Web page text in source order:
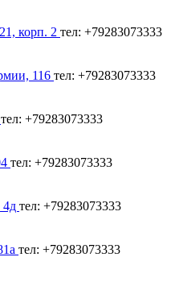
корп. 2 тел: +79283073333
116 тел: +79283073333
тел: +79283073333
тел: +79283073333
4д тел: +79283073333
тел: +79283073333